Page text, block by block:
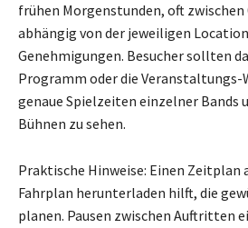
frühen Morgenstunden, oft zwischen
abhängig von der jeweiligen
Genehmigungen. Besucher sollten
Programm oder die Veranstaltungs-
genaue Spielzeiten einzelner Bands
Bühnen zu sehen.
Praktische Hinweise: Einen Zeitplan
Fahrplan herunterladen hilft, die
planen. Pausen zwischen Auftritten